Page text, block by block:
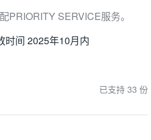
PRIORITY SERVICE服务。
时间 2025年10月内
已支持 33 份